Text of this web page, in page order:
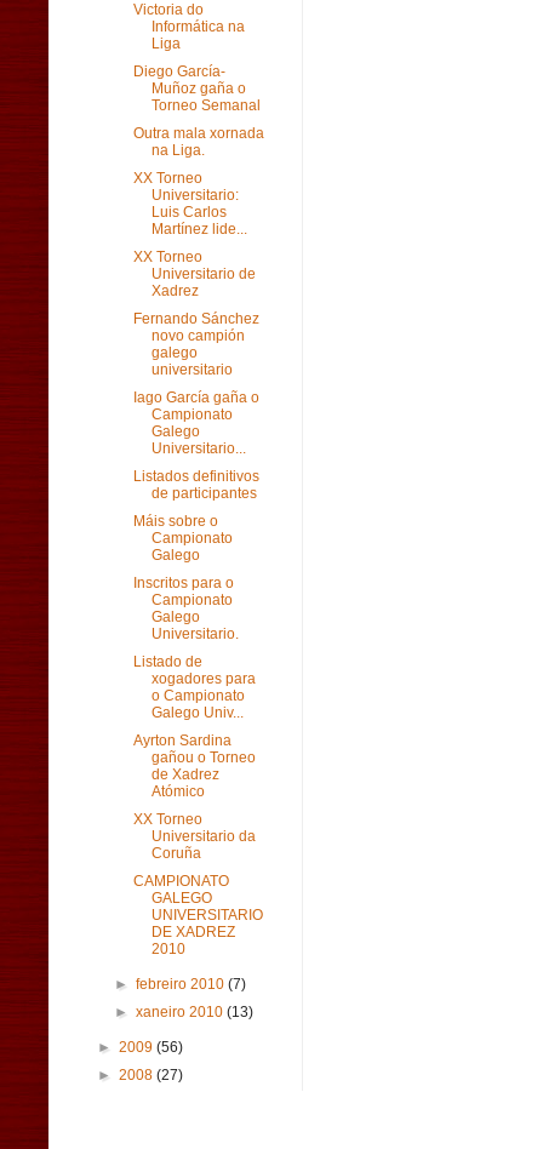
Victoria do
Informática na
Liga
Diego García-
Muñoz gaña o
Torneo Semanal
Outra mala xornada
na Liga.
XX Torneo
Universitario:
Luis Carlos
Martínez lide...
XX Torneo
Universitario de
Xadrez
Fernando Sánchez
novo campión
galego
universitario
Iago García gaña o
Campionato
Galego
Universitario...
Listados definitivos
de participantes
Máis sobre o
Campionato
Galego
Inscritos para o
Campionato
Galego
Universitario.
Listado de
xogadores para
o Campionato
Galego Univ...
Ayrton Sardina
gañou o Torneo
de Xadrez
Atómico
XX Torneo
Universitario da
Coruña
CAMPIONATO
GALEGO
UNIVERSITARIO
DE XADREZ
2010
►febreiro 2010(7)
►xaneiro 2010(13)
► 2009 (56)
► 2008 (27)